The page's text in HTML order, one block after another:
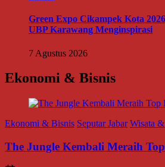
Green Expo Cikampek Kota
UBP Karawang Menginspirasi
7 Agustus 2026
Ekonomi & Bisnis
Ekonomi & Bisnis Seputar Jabar Wisata
The Jungle Kembali Meraih